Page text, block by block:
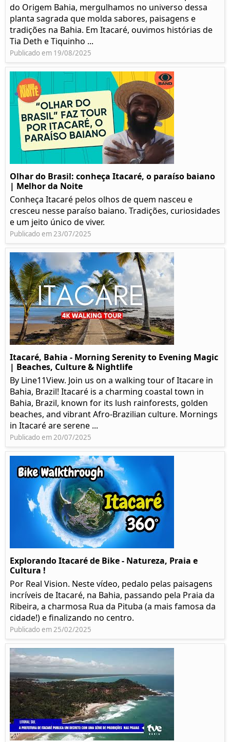
do Origem Bahia, mergulhamos no universo dessa
planta sagrada que molda sabores, paisagens e
tradições na Bahia. Em Itacaré, ouvimos histórias de
Tia Deth e Tiquinho ...
Publicado em 19/08/2025
Olhar do Brasil: conheça Itacaré, o paraíso baiano
| Melhor da Noite
Conheça Itacaré pelos olhos de quem nasceu e
cresceu nesse paraíso baiano. Tradições, curiosidades
e um jeito único de viver.
Publicado em 23/07/2025
Itacaré, Bahia - Morning Serenity to Evening Magic
| Beaches, Culture & Nightlife
By Line11View. Join us on a walking tour of Itacare in
Bahia, Brazil! Itacaré is a charming coastal town in
Bahia, Brazil, known for its lush rainforests, golden
beaches, and vibrant Afro-Brazilian culture. Mornings
in Itacaré are serene ...
Publicado em 20/07/2025
Explorando Itacaré de Bike - Natureza, Praia e
Cultura !
Por Real Vision. Neste vídeo, pedalo pelas paisagens
incríveis de Itacaré, na Bahia, passando pela Praia da
Ribeira, a charmosa Rua da Pituba (a mais famosa da
cidade!) e finalizando no centro.
Publicado em 25/02/2025